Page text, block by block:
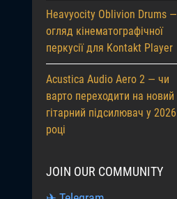
Heavyocity Oblivion Drums —
огляд кінематографічної
перкусії для Kontakt Player
Acustica Audio Aero 2 — чи
варто переходити на новий
гітарний підсилювач у 2026
році
JOIN OUR COMMUNITY